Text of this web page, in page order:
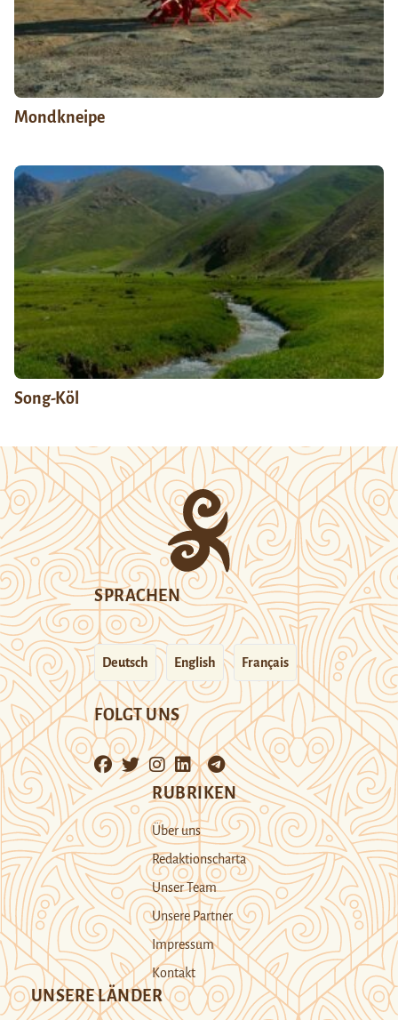
Mondkneipe
Song-Köl
SPRACHEN
Deutsch English Français
FOLGT UNS
RUBRIKEN
Über uns
Redaktionscharta
Unser Team
Unsere Partner
Impressum
Kontakt
UNSERE LÄNDER